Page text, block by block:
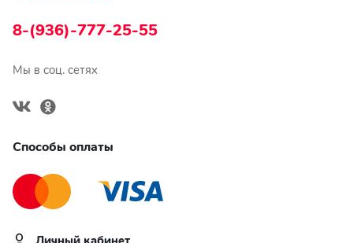
8-(936)-777-25-55
Мы в соц. сетях
Способы оплаты